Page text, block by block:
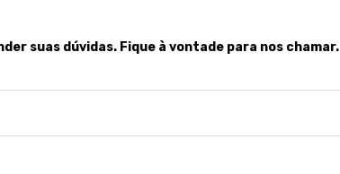
suas dúvidas. Fique à vontade para nos chamar.